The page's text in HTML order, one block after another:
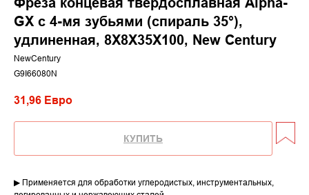
GX c 4-мя зубьями (спираль 35°),
удлиненная, 8X8X35X100, New Century
NewCentury
G9I66080N
31,96 Евро
КУПИТЬ
▶ Применяется для обработки углеродистых, инструментальных,